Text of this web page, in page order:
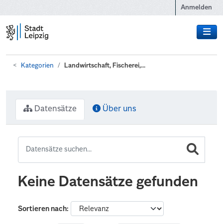
Anmelden
Kategorien Landwirtschaft, Fischerei,...
Datensätze Über uns
Keine Datensätze gefunden
Sortieren nach